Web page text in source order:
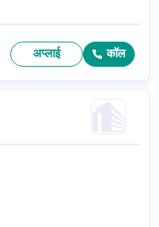
अप्लाई कॉल